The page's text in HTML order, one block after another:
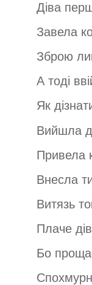
Діва
Завела
Зброю
А тоді
Як
Вийшла
Привела
Внесла
Витязь
Плаче
Бо